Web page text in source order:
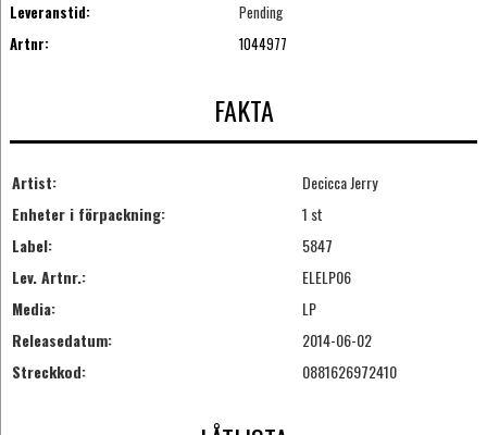
Leveranstid:
Pending
Artnr:
1044977
FAKTA
Artist:
Decicca Jerry
Enheter i förpackning:
1 st
Label:
5847
Lev. Artnr.:
ELELP06
Media:
LP
Releasedatum:
2014-06-02
Streckkod:
0881626972410